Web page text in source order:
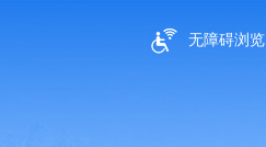
无障碍浏览